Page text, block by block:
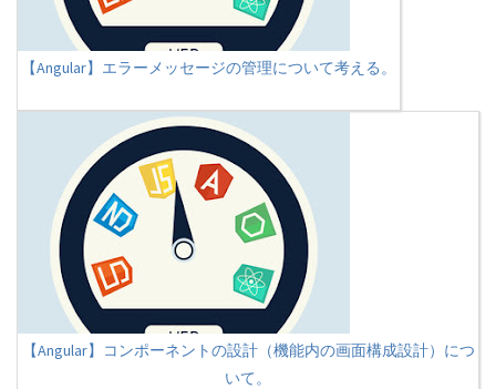
【Angular】エラーメッセージの管理について考える。
【Angular】コンポーネントの設計（機能内の画面構成設計）につ
いて。